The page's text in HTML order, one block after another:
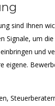
sind Ihnen
Signale, um
und
eigene.